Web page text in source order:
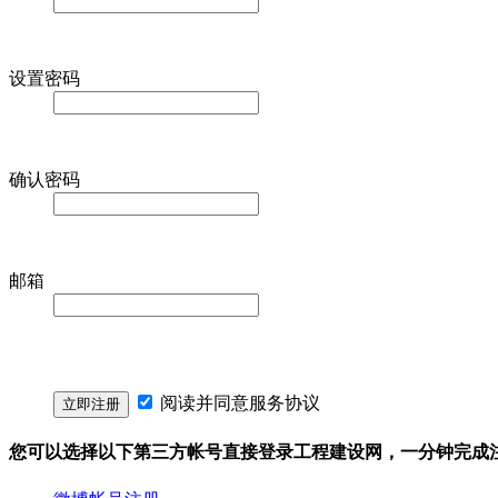
设置密码
确认密码
邮箱
阅读并同意服务协议
您可以选择以下第三方帐号直接登录工程建设网，一分钟完成